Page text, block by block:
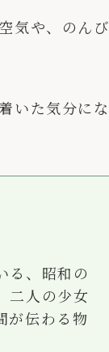
気や、のんび
いた気分にな
る、昭和の
二人の少女
が伝わる物